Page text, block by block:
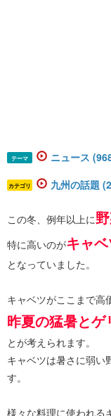
テーマ ニュース
カテゴリ 九州の話題
この冬、例年以上に
特に高いのがキャベ
となっていました。
キャベツがここまで高
昨夏の猛暑とゲ
とが考えられます。
キャベツは暑さに弱い
す。
様々な料理に使われる